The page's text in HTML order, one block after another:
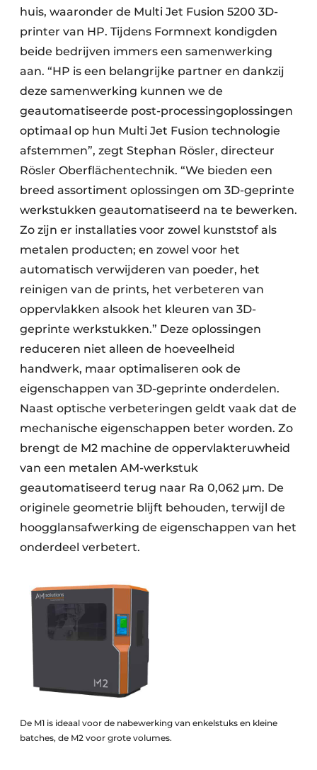
huis, waaronder de Multi Jet Fusion 5200 3D-
printer van HP. Tijdens Formnext kondigden
beide bedrijven immers een samenwerking
aan. “HP is een belangrijke partner en dankzij
deze samenwerking kunnen we de
geautomatiseerde post-processingoplossingen
optimaal op hun Multi Jet Fusion technologie
afstemmen”, zegt Stephan Rösler, directeur
Rösler Oberflächentechnik. “We bieden een
breed assortiment oplossingen om 3D-geprinte
werkstukken geautomatiseerd na te bewerken.
Zo zijn er installaties voor zowel kunststof als
metalen producten; en zowel voor het
automatisch verwijderen van poeder, het
reinigen van de prints, het verbeteren van
oppervlakken alsook het kleuren van 3D-
geprinte werkstukken.” Deze oplossingen
reduceren niet alleen de hoeveelheid
handwerk, maar optimaliseren ook de
eigenschappen van 3D-geprinte onderdelen.
Naast optische verbeteringen geldt vaak dat de
mechanische eigenschappen beter worden. Zo
brengt de M2 machine de oppervlakteruwheid
van een metalen AM-werkstuk
geautomatiseerd terug naar Ra 0,062 µm. De
originele geometrie blijft behouden, terwijl de
hoogglansafwerking de eigenschappen van het
onderdeel verbetert.
De M1 is ideaal voor de nabewerking van enkelstuks en kleine
batches, de M2 voor grote volumes.